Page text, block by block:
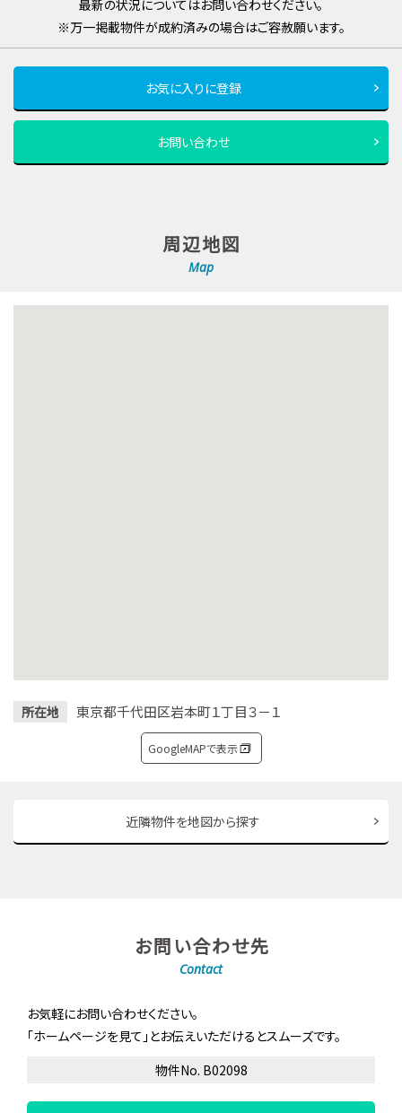
最新の状況についてはお問い合わせください。
※万一掲載物件が成約済みの場合はご容赦願います。
お気に入りに登録
お問い合わせ
周辺地図
Map
所在地 東京都千代田区岩本町１丁目３－１
GoogleMAPで表示
近隣物件を地図から探す
お問い合わせ先
Contact
お気軽にお問い合わせください。
「ホームページを見て」とお伝えいただけるとスムーズです。
物件No. B02098